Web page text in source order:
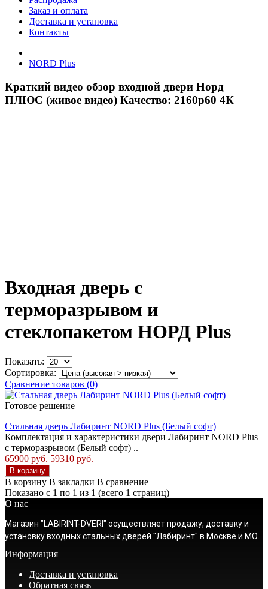
Заказ и оплата
Доставка и установка
Контакты
NORD Plus
Краткий видео обзор входной двери Норд
ПЛЮС (живое видео) Качество: 2160р60 4К
Входная дверь с
терморазрывом и
стеклопакетом НОРД Plus
Показать:
Сортировка:
Сравнение товаров (0)
Готовое решение
Стальная дверь Лабиринт NORD Plus (Белый софт)
Комплектация и характеристики двери Лабиринт NORD Plus
с терморазрывом (Белый софт) ..
65900 руб. 59310 руб.
В корзину
В корзину В закладки В сравнение
Показано с 1 по 1 из 1 (всего 1 страниц)
О нас
Магазин "LABIRINT-DVERI" осуществляет продажу, доставку и
установку входных стальных дверей "Лабиринт" в Москве и МО.
Информация
Доставка и установка
Обратная связь